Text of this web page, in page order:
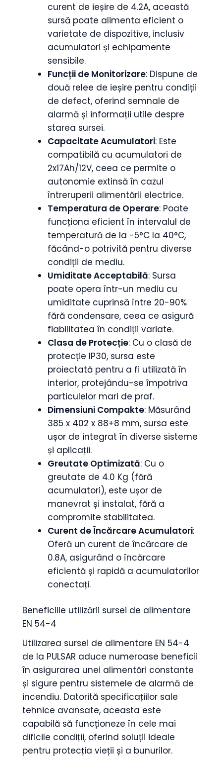
curent de ieșire de 4.2A, această
sursă poate alimenta eficient o
varietate de dispozitive, inclusiv
acumulatori și echipamente
sensibile.
Funcții de Monitorizare: Dispune de
două relee de ieșire pentru condiții
de defect, oferind semnale de
alarmă și informații utile despre
starea sursei.
Capacitate Acumulatori: Este
compatibilă cu acumulatori de
2x17Ah/12V, ceea ce permite o
autonomie extinsă în cazul
întreruperii alimentării electrice.
Temperatura de Operare: Poate
funcționa eficient în intervalul de
temperatură de la -5°C la 40°C,
făcând-o potrivită pentru diverse
condiții de mediu.
Umiditate Acceptabilă: Sursa
poate opera într-un mediu cu
umiditate cuprinsă între 20-90%
fără condensare, ceea ce asigură
fiabilitatea în condiții variate.
Clasa de Protecție: Cu o clasă de
protecție IP30, sursa este
proiectată pentru a fi utilizată în
interior, protejându-se împotriva
particulelor mari de praf.
Dimensiuni Compakte: Măsurând
385 x 402 x 88+8 mm, sursa este
ușor de integrat în diverse sisteme
și aplicații.
Greutate Optimizată: Cu o
greutate de 4.0 Kg (fără
acumulatori), este ușor de
manevrat și instalat, fără a
compromite stabilitatea.
Curent de Încărcare Acumulatori:
Oferă un curent de încărcare de
0.8A, asigurând o încărcare
eficientă și rapidă a acumulatorilor
conectați.
Beneficiile utilizării sursei de alimentare
EN 54-4
Utilizarea sursei de alimentare EN 54-4
de la PULSAR aduce numeroase beneficii
în asigurarea unei alimentări constante
și sigure pentru sistemele de alarmă de
incendiu. Datorită specificațiilor sale
tehnice avansate, aceasta este
capabilă să funcționeze în cele mai
dificile condiții, oferind soluții ideale
pentru protecția vieții și a bunurilor.